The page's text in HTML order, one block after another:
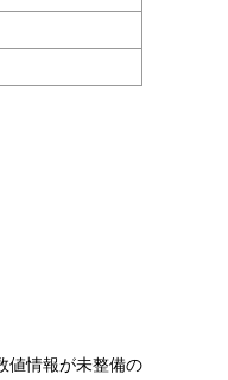
値情報が未整備の